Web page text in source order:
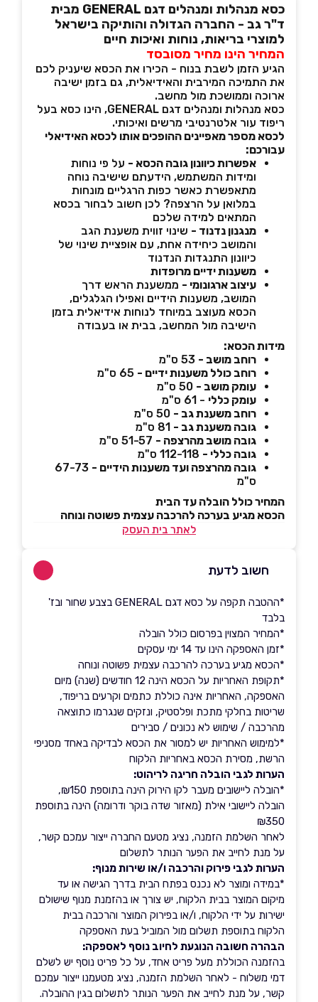
כסא מנהלות ומנהלים דגם GENERAL מבית
ד"ר גב - החברה הגדולה והותיקה בישראל
למוצרי בריאות, נוחות ואיכות חיים
המחיר הינו מחיר מסובסד
הגיע הזמן לשבת בנוח - הכירו את הכסא שיעניק לכם
את התמיכה המירבית והאידיאלית, גם בזמן ישיבה
ארוכה וממושכת מול מחשב.
כסא מנהלות ומנהלים דגם GENERAL, הינו כסא בעל
ריפוד עור אלטרנטיבי מרשים ואיכותי.
לכסא מספר מאפיינים ההופכים אותו לכסא האידיאלי
עבורכם:
אפשרות כיוונון גובה הכסא - על פי נוחות
ומידות המשתמש, הידעתם שישיבה נוחה
מתאפשרת כאשר כפות הרגליים מונחות
במלואן על הרצפה? לכן חשוב לבחור בכסא
המתאים למידה שלכם
מנגנון נדנוד - שינוי זווית משענת הגב
והמושב כיחידה אחת, עם אופציית שינוי של
כיוונון התנגדות הנדנוד
משענות ידיים מרופדות
עיצוב ארגונומי - ממשענת הראש דרך
המושב, משענות הידיים ואפילו הגלגלים,
הכסא מעוצב במיוחד לנוחות אידיאלית בזמן
הישיבה מול המחשב, בבית או בעבודה
מידות הכסא:
רוחב מושב -
רוחב כולל משענות ידיים -
עומק מושב -
עומק כללי - 61 ס"מ
רוחב משענת גב -
גובה משענת גב -
גובה מושב מהרצפה -
גובה כללי -
גובה מהרצפה ועד משענות הידיים - 67-73
ס"מ
המחיר כולל הובלה עד הבית
הכסא מגיע בערכה להרכבה עצמית פשוטה ונוחה
לאתר בית העסק
חשוב לדעת
*ההטבה תקפה על כסא דגם GENERAL בצבע שחור ובז'
בלבד
*המחיר המצוין בפרסום כולל הובלה
*זמן האספקה הינו עד 14 ימי עסקים
*הכסא מגיע בערכה להרכבה עצמית פשוטה ונוחה
*תקופת האחריות על הכסא הינה 12 חודשים (שנה) מיום
האספקה, האחריות אינה כוללת כתמים וקרעים בריפוד,
שריטות בחלקי מתכת ופלסטיק, ונזקים שנגרמו כתוצאה
מהרכבה / שימוש לא נכונים / סבירים
*למימוש האחריות יש למסור את הכסא לבדיקה באחד מסניפי
הרשת, מסירת הכסא באחריות הלקוח
הערות לגבי הובלה חריגה לריהוט:
*הובלה ליישובים מעבר לקו הירוק הינה בתוספת ₪150,
הובלה ליישובי אילת (מאזור שדה בוקר ודרומה) הינה בתוספת
₪350
לאחר השלמת הזמנה, נציג מטעם החברה ייצור עמכם קשר,
על מנת לחייב את הפער הנותר לתשלום
הערות לגבי פירוק והרכבה ו/או שירות מנוף:
*במידה ומוצר לא נכנס בפתח הבית בדרך הגישה או עד
מיקום המוצר בבית הלקוח, יש צורך או בהזמנת מנוף שישולם
ישירות על ידי הלקוח, ו/או בפירוק המוצר והרכבה בבית
הלקוח בתוספת תשלום מול המוביל בעת האספקה
הבהרה חשובה הנוגעת לחיוב נוסף לאספקה:
בהזמנה הכוללת מעל פריט אחד, על כל פריט נוסף יש לשלם
דמי משלוח - לאחר השלמת הזמנה, נציג מטעמנו ייצור עמכם
קשר, על מנת לחייב את הפער הנותר לתשלום בגין ההובלה.